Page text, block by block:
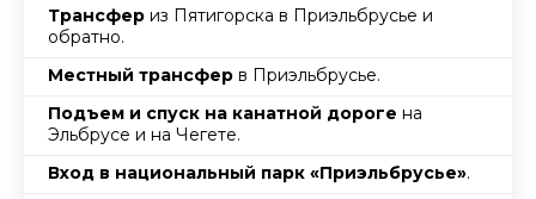
Трансфер из Пятигорска в Приэльбрусье и
обратно.
Местный трансфер в Приэльбрусье.
Подъем и спуск на канатной дороге на
Эльбрусе и на Чегете.
Вход в национальный парк «Приэльбрусье».